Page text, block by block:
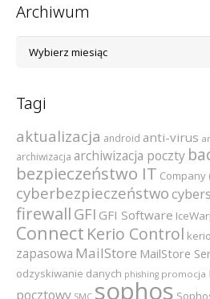
Archiwum
Tagi
aktualizacja android anti-virus
archiwizacja archiwizacja poczty
bezpieczeństwo IT Company
cyberbezpieczeństwo
firewall GFI GFI Software
Connect Kerio Control
zapasowa MailStore MailStore
odzyskiwanie danych phishing promocja
pocztowy SMC sophos